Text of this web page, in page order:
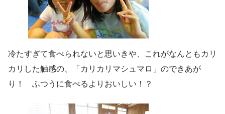
冷たすぎて食べられないと思いきや、これがなんともカリ
カリした触感の、「カリカリマシュマロ」のできあが
り！ ふつうに食べるよりおいしい！？